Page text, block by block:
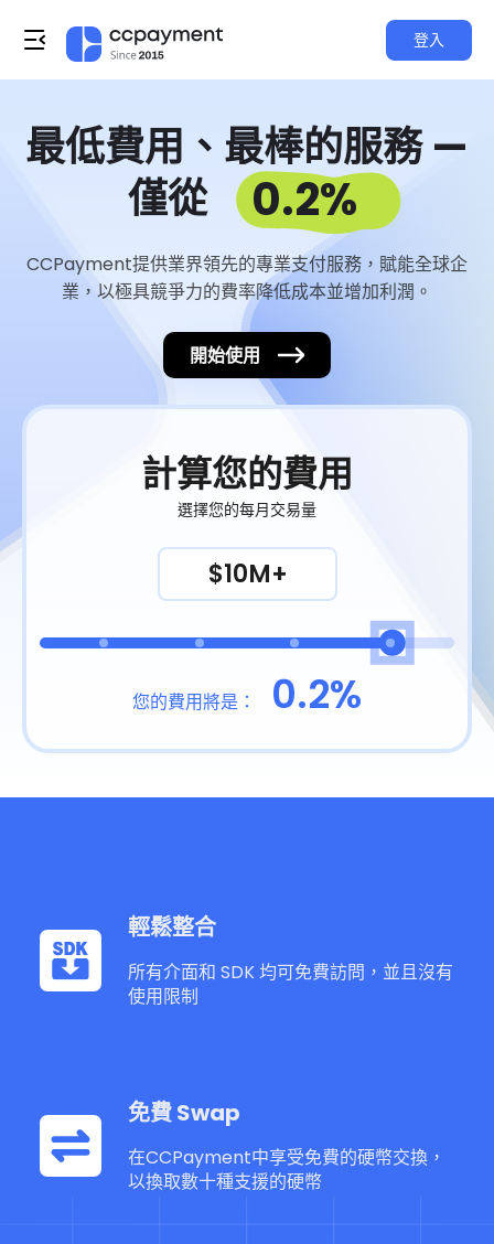
登入
最低費用、最棒的服務 —
僅從
0.2%
CCPayment提供業界領先的專業支付服務，賦能全球企
業，以極具競爭力的費率降低成本並增加利潤。
開始使用
計算您的費用
選擇您的每月交易量
$10M+
您的費用將是： 0.2%
輕鬆整合
所有介面和 SDK 均可免費訪問，並且沒有
使用限制
免費 Swap
在CCPayment中享受免費的硬幣交換，
以換取數十種支援的硬幣